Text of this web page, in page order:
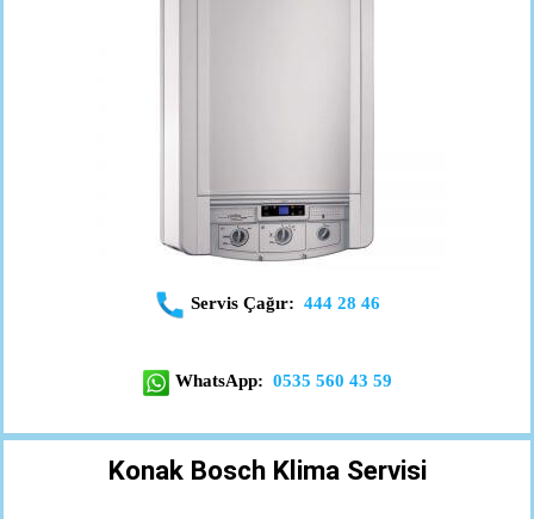
Servis Çağır: 444 28 46
WhatsApp: 0535 560 43 59
Konak Bosch Klima Servisi